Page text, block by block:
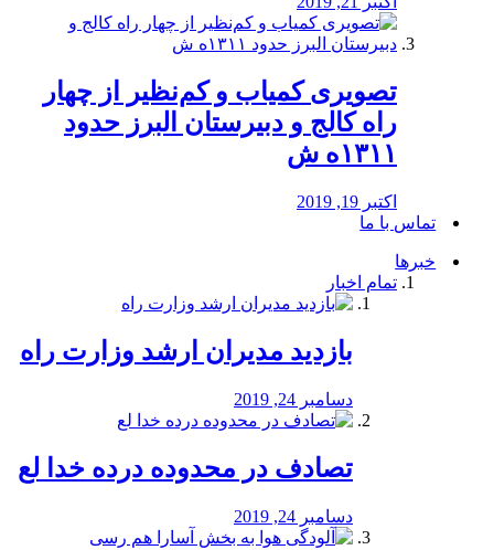
️تصویری کمیاب و کم‌نظیر از چهار
راه كالج و دبيرستان البرز حدود
۱۳۱۱ه ش
اکتبر 19, 2019
تماس با ما
خبرها
تمام اخبار
بازدید مدیران ارشد وزارت راه
دسامبر 24, 2019
تصادف در محدوده درده خدا لع
دسامبر 24, 2019